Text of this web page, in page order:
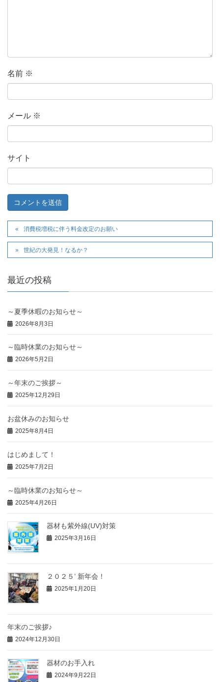
名前 ※
メール ※
サイト
消費税増税に伴う料金改定のお願い
世紀の大発見！なるか？
最近の投稿
～夏季休暇のお知らせ～
2026年8月3日
～臨時休業のお知らせ～
2026年5月2日
～年末のご挨拶～
2025年12月29日
お盆休みのお知らせ
2025年8月4日
はじめまして！
2025年7月2日
～臨時休業のお知らせ～
2025年4月26日
器材も紫外線(UV)対策
2025年3月16日
２０２５’ 新年会！
2025年1月20日
年末のご挨拶♪
2024年12月30日
器材のお手入れ
2024年9月22日